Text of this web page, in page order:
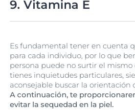
la humedad.
9. Vitamina E
Es fundamental tener en cuenta
para cada individuo, por lo que
persona puede no surtir el mismo
tienes inquietudes particulares,
aconsejable buscar la orientación
A continuación, te
evitar la sequedad en la piel.